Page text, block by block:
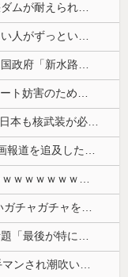
【ニュース】中国政府「台風１３号に三峡ダムが耐えられない！全開放流しろ！」⇒ 下流域の街が壊滅状態ｗｗｗｗｗ
【画像】まんさん「オフ会に呼んだ覚えない人がずっといたので晒すわ」（パシャ）
中国「大洪水！」三峡ダム「決壊危機」中国政府「新水路建設！（三峡新水路」現場職員「内部情報公開！（失踪」湖南省「三峡放流情報（画像」台風13号「...
【動画】黒人WNBA選手、白人選手のシュート妨害のためジャンピング・ネックブリーカー・ドロップして退場処分→ロッカールームから「白人特権」と投稿...
長崎の語り部のお爺ちゃん(84)、学生に『日本も核武装が必要』と言われびっくり
（ ´_ゝ`）国会でしつこく週刊誌の中傷動画報道を追及した立憲議員、自身への誹謗中傷・苦情電話被害を訴え「総理に疑問を質す、当然のことをしただけ...
【画像】 PS6と新型PSPのリーク写真ｗｗｗｗｗｗｗｗｗｗｗｗｗｗｗｗｗｗｗ
【画像】 ちびまる子ちゃん、とんでもないガチャガチャを発売してしまうｗｗｗｗ
【動画】愛しすぎるおばかな猫ちゃんが話題「最後が特にかわいいｗ」
海水浴場の10代ギャル、女友達にノリで手マンされ潮吹いてガチイキしてしまうｗｗｗ